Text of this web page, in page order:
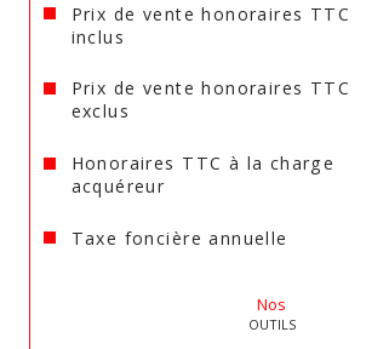
Prix de vente honoraires TTC
inclus
Prix de vente honoraires TTC
exclus
Honoraires TTC à la charge
acquéreur
Taxe foncière annuelle
Nos
OUTILS